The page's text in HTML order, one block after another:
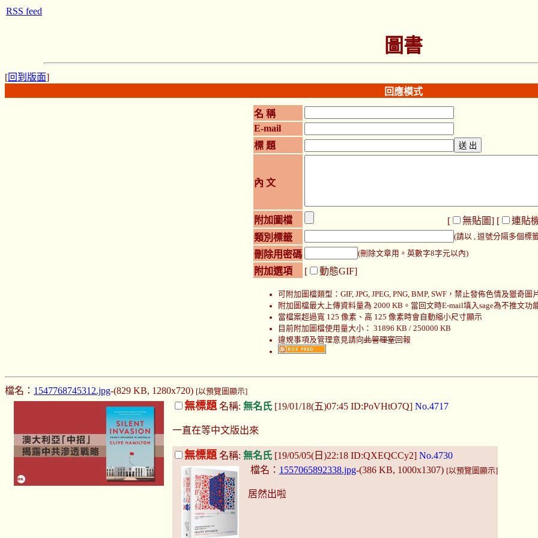
圖書
[回到版面]
回應模式
名 稱
E-mail
標 題
內 文
附加圖檔 [ 無貼圖] [
連貼
類別標籤
(請以 , 逗號分隔多個標
刪除用密碼 (刪除文章用。英數字8字元以內)
附加選項 [ 動態GIF]
可附加圖檔類型：GIF, JPG, JPEG, PNG, BMP, SWF，禁止發佈色情及獵奇圖
附加圖檔最大上傳資料量為 2000 KB。當回文時E-mail填入sage為不推文功
當檔案超過寬 125 像素、高 125 像素時會自動縮小尺寸顯示
目前附加圖檔使用量大小： 31896 KB / 250000 KB
違規事項及管理意見請向此管理室回報
檔名： 1547768745312.jpg-(829 KB, 1280x720) [以預覽圖顯示]
無標題 名稱:無名氏 [19/01/18(五)07:45 ID:PoVHtO7Q]No.4717
一直在等中文版出來
無標題 名稱:無名氏 [19/05/05(日)22:18 ID:QXEQCCy2]No.4730
檔名： 1557065892338.jpg-(386 KB, 1000x1307) [以預覽圖顯示]
居然出啦
RSS feed